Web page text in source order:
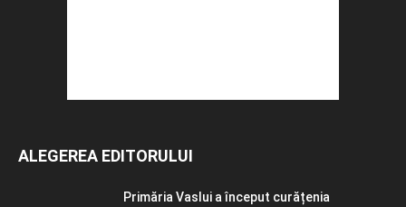
ALEGEREA EDITORULUI
Primăria Vaslui a început curățenia